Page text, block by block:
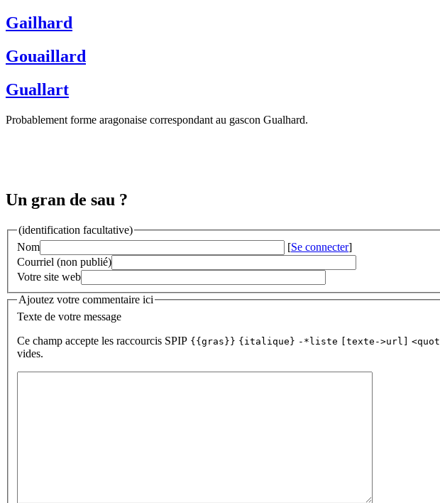
Gailhard
Gouaillard
Guallart
Probablement forme aragonaise correspondant au gascon Gualhard.
Un gran de sau ?
(identification facultative)
Nom
[Se connecter]
Courriel (non publié)
Votre site web
Ajoutez votre commentaire ici
Texte de votre message
Ce champ accepte les raccourcis SPIP {{gras}} {italique} -*liste [texte->url]
vides.